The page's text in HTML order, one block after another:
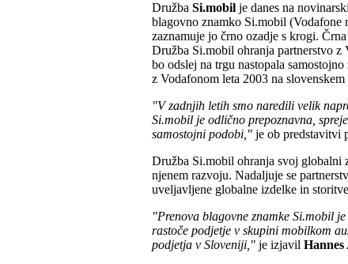
Družba Si.mobil je danes na
blagovno znamko Si.mobil (Vodafone
zaznamuje jo črno ozadje s krogi.
Družba Si.mobil ohranja partnerstvo
bo odslej na trgu nastopala
z Vodafonom leta 2003 na
"V zadnjih letih smo naredili velik
Si.mobil je odlično prepoznavna,
samostojni podobi," je ob predstavitvi
Družba Si.mobil ohranja svoj globalni
njenem razvoju. Nadaljuje se
uveljavljene globalne izdelke in
"Prenova blagovne znamke Si.mobil
rastoče podjetje v skupini mobilkom
podjetja v Sloveniji," je izjavil Hannes